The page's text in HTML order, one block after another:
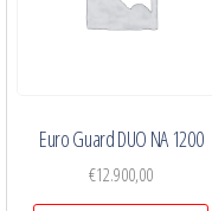
Euro Guard DUO NA 1200
€12.900,00